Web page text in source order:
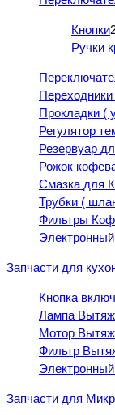
Кнопки
Ручки
Прокладки (
Регулятор
Резервуар
Рожок
Смазка для
Трубки (
Фильтры
Запчасти для
Кнопка
Лампа
Мотор
Фильтр
Запчасти для